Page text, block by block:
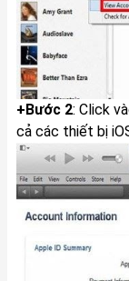
+Bước 2: Click
cả các thiết bị